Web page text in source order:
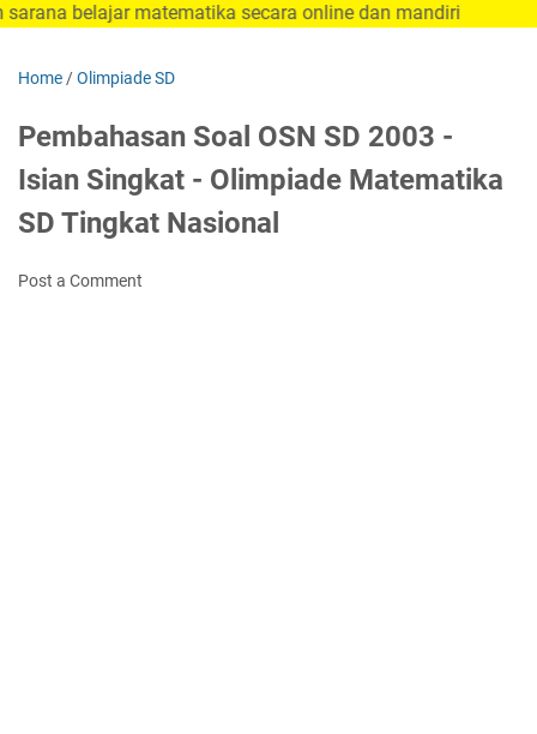
matematika secara online dan mandiri
Home /Olimpiade SD
Pembahasan Soal OSN SD 2003 -
Isian Singkat - Olimpiade Matematika
SD Tingkat Nasional
Post a Comment